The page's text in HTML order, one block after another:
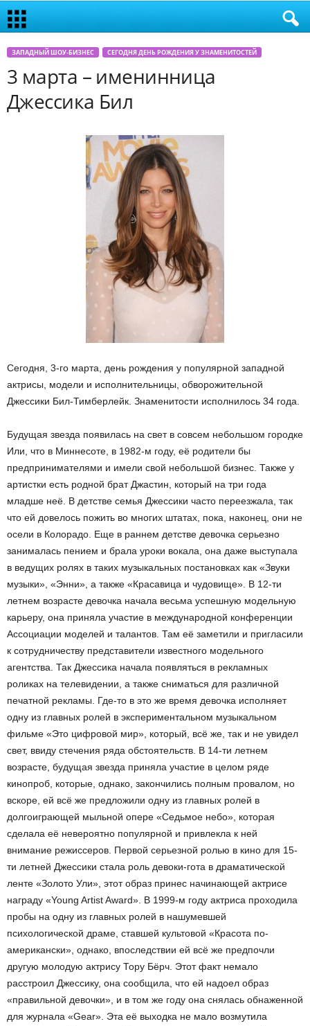
ЗАПАДНЫЙ ШОУ-БИЗНЕС СЕГОДНЯ ДЕНЬ РОЖДЕНИЯ У ЗНАМЕНИТОСТЕЙ
3 марта – именинница
Джессика Бил
Сегодня, 3-го марта, день рождения у популярной западной
актрисы, модели и исполнительницы, обворожительной
Джессики Бил-Тимберлейк. Знаменитости исполнилось 34 года.
Будущая звезда появилась на свет в совсем небольшом городке
Или, что в Миннесоте, в 1982-м году, её родители бы
предпринимателями и имели свой небольшой бизнес. Также у
артистки есть родной брат Джастин, который на три года
младше неё. В детстве семья Джессики часто переезжала, так
что ей довелось пожить во многих штатах, пока, наконец, они не
осели в Колорадо. Еще в раннем детстве девочка серьезно
занималась пением и брала уроки вокала, она даже выступала
в ведущих ролях в таких музыкальных постановках как «Звуки
музыки», «Энни», а также «Красавица и чудовище». В 12-ти
летнем возрасте девочка начала весьма успешную модельную
карьеру, она приняла участие в международной конференции
Ассоциации моделей и талантов. Там её заметили и пригласили
к сотрудничеству представители известного модельного
агентства. Так Джессика начала появляться в рекламных
роликах на телевидении, а также сниматься для различной
печатной рекламы. Где-то в это же время девочка исполняет
одну из главных ролей в экспериментальном музыкальном
фильме «Это цифровой мир», который, всё же, так и не увидел
свет, ввиду стечения ряда обстоятельств. В 14-ти летнем
возрасте, будущая звезда приняла участие в целом ряде
кинопроб, которые, однако, закончились полным провалом, но
вскоре, ей всё же предложили одну из главных ролей в
долгоиграющей мыльной опере «Седьмое небо», которая
сделала её невероятно популярной и привлекла к ней
внимание режиссеров. Первой серьезной ролью в кино для 15-
ти летней Джессики стала роль девоки-гота в драматической
ленте «Золото Ули», этот образ принес начинающей актрисе
награду «Young Artist Award». В 1999-м году актриса проходила
пробы на одну из главных ролей в нашумевшей
психологической драме, ставшей культовой «Красота по-
американски», однако, впоследствии ей всё же предпочли
другую молодую актрису Тору Бёрч. Этот факт немало
расстроил Джессику, она сообщила, что ей надоел образ
«правильной девочки», и в том же году она снялась обнаженной
для журнала «Gear». Эта её выходка не мало возмутила